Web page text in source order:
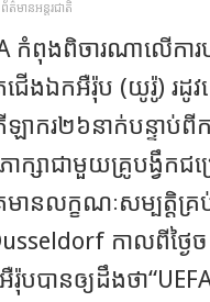
ព័ត៌មានអន្តរជាតិ
កំពុងពិចារណាលើការ
ជើងឯកអឺរ៉ុប (យូរ៉ូ) រដូ
ាករ២៦នាក់បន្ទាប់ពីក
ភាក្សាជាមួយគ្រូបង្វឹក
មានលក្ខណៈសម្បត្តិគ្
កាលពីថ្ងៃ
ប​បាន​ឲ្យដឹងថា​